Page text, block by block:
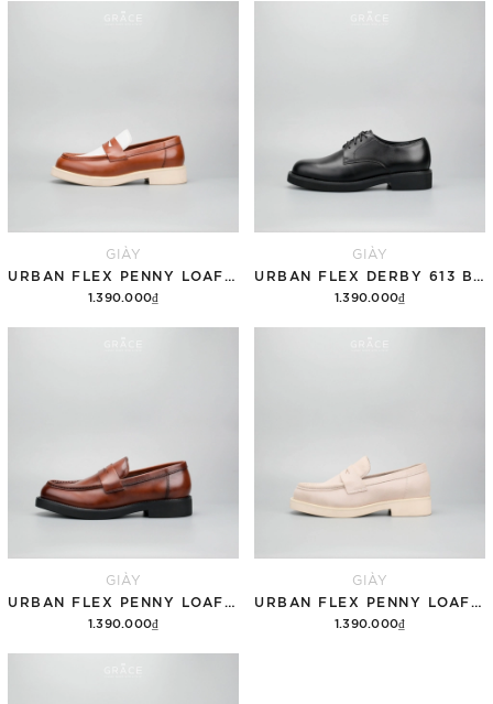
GIÀY
1.390.000₫
GIÀY
1.390.000₫
GIÀY
1.390.000₫
GIÀY
1.390.000₫